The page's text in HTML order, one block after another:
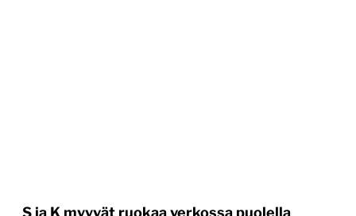
S ja K myyvät ruokaa verkossa puolella